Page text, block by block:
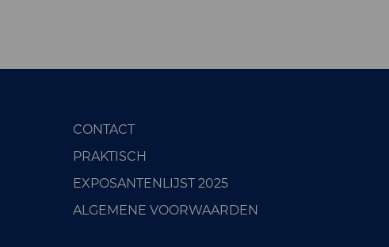
CONTACT
PRAKTISCH
EXPOSANTENLIJST 2025
ALGEMENE VOORWAARDEN